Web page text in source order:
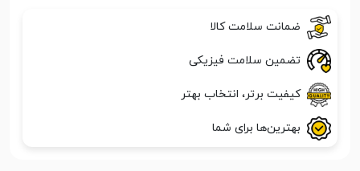
ضمانت سلامت کالا
تضمین سلامت فیزیکی
کیفیت برتر، انتخاب بهتر
بهترین‌ها برای شما